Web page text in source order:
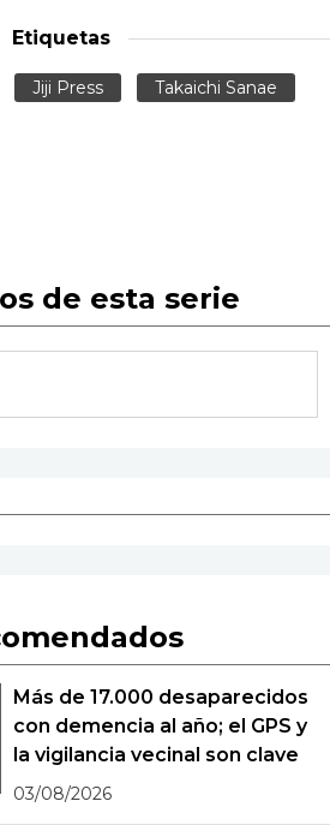
Etiquetas
Jiji Press
Takaichi Sanae
de esta serie
Más de 17.000 desaparecidos
con demencia al año; el GPS y
la vigilancia vecinal son clave
03/08/2026